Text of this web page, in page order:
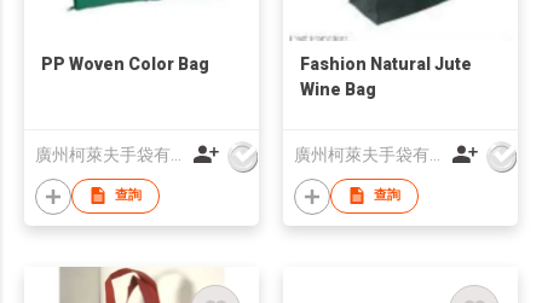
PP Woven Color Bag
查詢
Fashion Natural Jute
Wine Bag
查詢